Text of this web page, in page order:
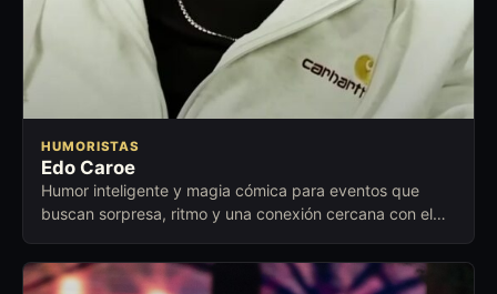
HUMORISTAS
Edo Caroe
Humor inteligente y magia cómica para eventos que
buscan sorpresa, ritmo y una conexión cercana con el